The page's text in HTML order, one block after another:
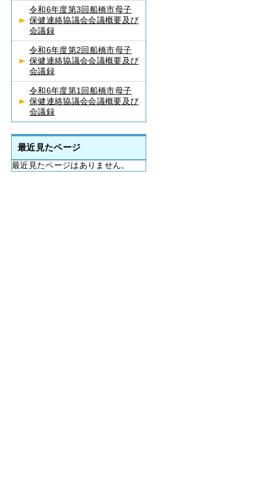
令和6年度第3回船橋市母子
保健連絡協議会会議概要及び
会議録
令和6年度第2回船橋市母子
保健連絡協議会会議概要及び
会議録
令和6年度第1回船橋市母子
保健連絡協議会会議概要及び
会議録
最近見たページ
最近見たページはありません。